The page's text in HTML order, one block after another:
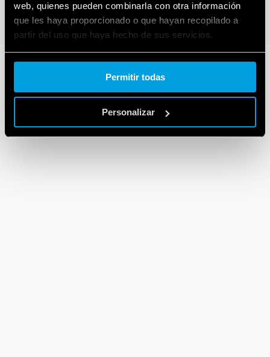
web, quienes pueden combinarla con otra información
que les haya proporcionado o que hayan recopilado a
partir del uso que haya hecho de sus servicios.
Cookie policy.
Permitir todas
Personalizar